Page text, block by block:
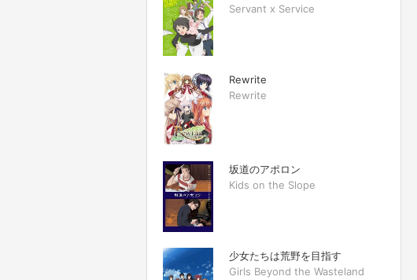
Servant x Service
Rewrite
Rewrite
坂道のアポロン
Kids on the Slope
少女たちは荒野を目指す
Girls Beyond the Wasteland